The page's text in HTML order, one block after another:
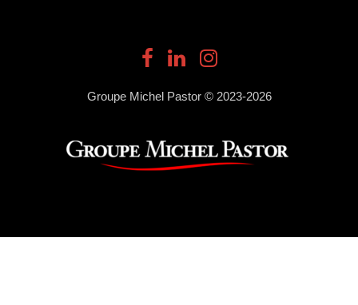
Groupe Michel Pastor © 2023-2026